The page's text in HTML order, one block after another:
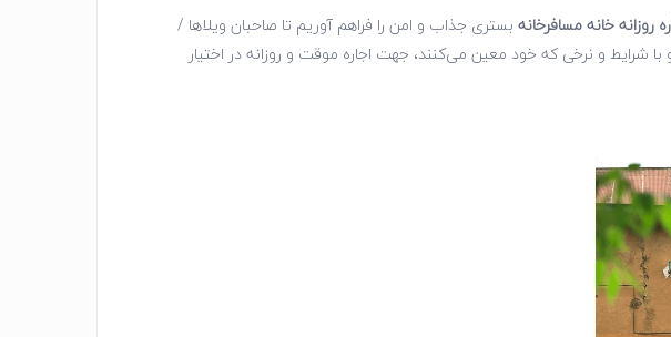
خانهمسافرخانه بستری جذاب و امن را فراهم آوریم تا صاحبان ویلاها /
شرایط و نرخی که خود معین می‌کنند، جهت اجاره موقت و روزانه در اختیار